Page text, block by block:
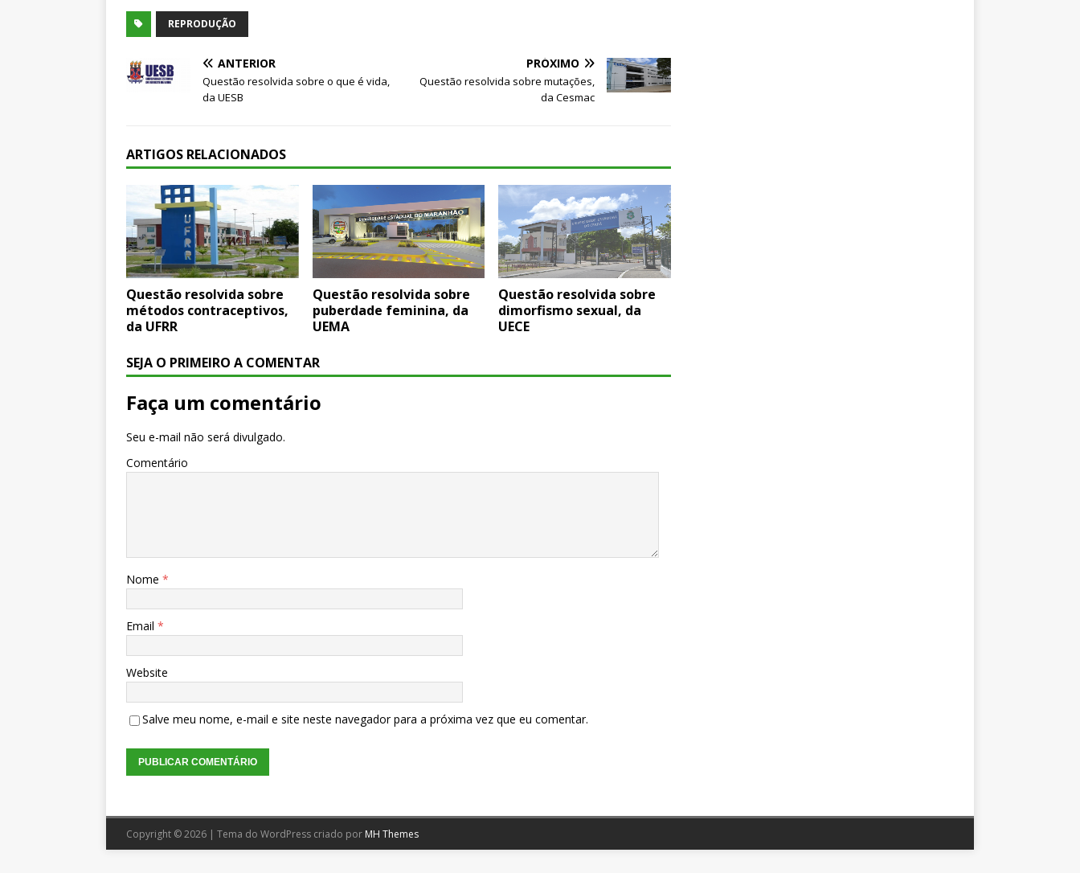
REPRODUÇÃO
ANTERIOR
Questão resolvida sobre o que é vida,
da UESB
PRÓXIMO
Questão resolvida sobre mutações,
da Cesmac
ARTIGOS RELACIONADOS
Questão resolvida sobre
métodos contraceptivos,
da UFRR
Questão resolvida sobre
puberdade feminina, da
UEMA
Questão resolvida sobre
dimorfismo sexual, da
UECE
SEJA O PRIMEIRO A COMENTAR
Faça um comentário
Seu e-mail não será divulgado.
Comentário
Nome *
Email *
Website
Salve meu nome, e-mail e site neste navegador para a próxima vez que eu comentar.
Copyright © 2026 | Tema do WordPress criado por MH Themes